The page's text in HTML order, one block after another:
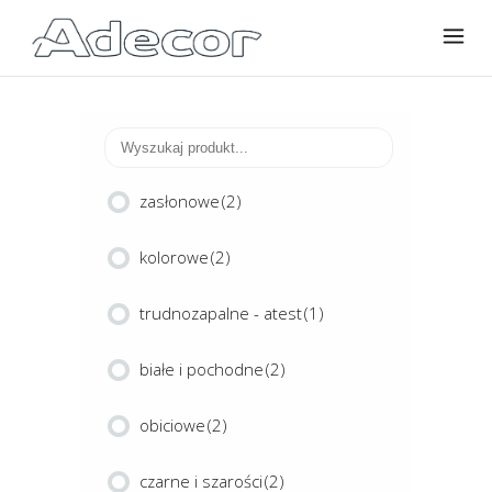
zasłonowe(2)
kolorowe(2)
trudnozapalne - atest(1)
białe i pochodne(2)
obiciowe(2)
czarne i szarości(2)